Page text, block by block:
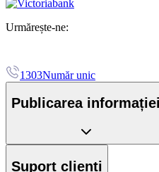
Urmărește-ne:
1303Număr unic
Publicarea informației
Suport clienți